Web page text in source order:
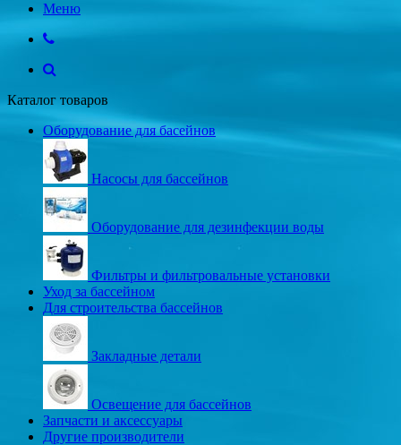
Меню
Каталог товаров
Оборудование для басейнов
Насосы для бассейнов
Оборудование для дезинфекции воды
Фильтры и фильтровальные установки
Уход за бассейном
Для строительства бассейнов
Закладные детали
Освещение для бассейнов
Запчасти и аксессуары
Другие производители